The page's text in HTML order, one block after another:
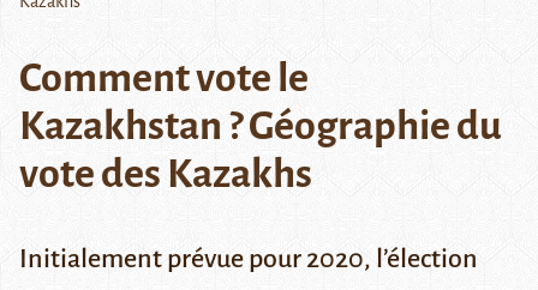
Comment vote le
Kazakhstan ? Géographie du
vote des Kazakhs
Initialement prévue pour 2020, l’élection